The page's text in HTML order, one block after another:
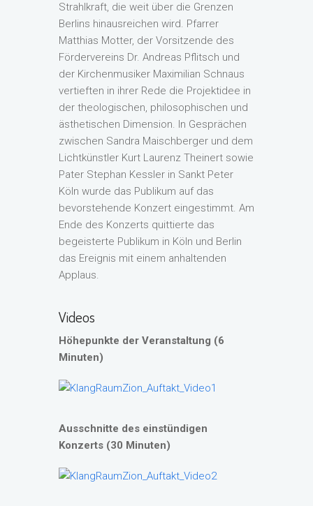
Strahlkraft, die weit über die Grenzen
Berlins hinausreichen wird. Pfarrer
Matthias Motter, der Vorsitzende des
Fördervereins Dr. Andreas Pflitsch und
der Kirchenmusiker Maximilian Schnaus
vertieften in ihrer Rede die Projektidee in
der theologischen, philosophischen und
ästhetischen Dimension. In Gesprächen
zwischen Sandra Maischberger und dem
Lichtkünstler Kurt Laurenz Theinert sowie
Pater Stephan Kessler in Sankt Peter
Köln wurde das Publikum auf das
bevorstehende Konzert eingestimmt. Am
Ende des Konzerts quittierte das
begeisterte Publikum in Köln und Berlin
das Ereignis mit einem anhaltenden
Applaus.
Videos
Höhepunkte der Veranstaltung (6
Minuten)
Ausschnitte des einstündigen
Konzerts (30 Minuten)